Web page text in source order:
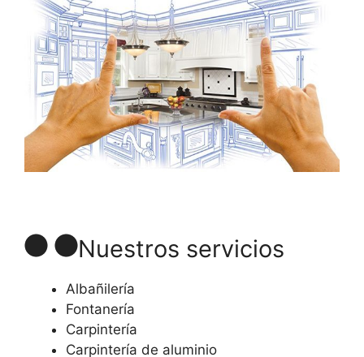
Nuestros servicios
Albañilería
Fontanería
Carpintería
Carpintería de aluminio